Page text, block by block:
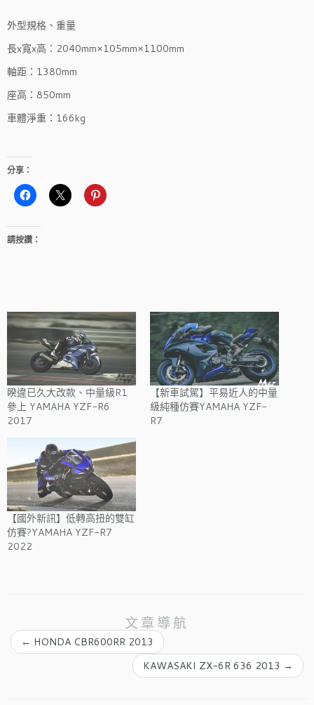
外型規格、重量
長x寬x高：2040mm×105mm×1100mm
軸距：1380mm
座高：850mm
車體淨重：166kg
分享：
請按讚：
睽違已久大改款、中量級R1
參上 YAMAHA YZF-R6
2017
【新車試駕】平易近人的中量
級純種仿賽YAMAHA YZF-
R7
【國外新訊】低轉高扭的雙缸
仿賽?YAMAHA YZF-R7
2022
文章導航
← HONDA CBR600RR 2013
KAWASAKI ZX-6R 636 2013 →